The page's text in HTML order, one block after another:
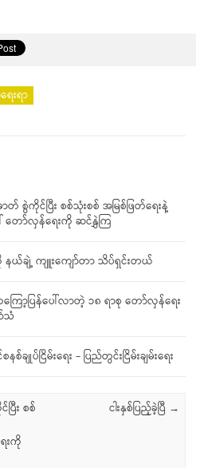
းရာ
ာတ် စွဲကိုင်ပြီး စစ်သုံးစစ် အမြစ်ဖြတ်ရေးနဲ့
တော်လှန်ရေးကို ဆင်နွှဲကြ
နယ်ချဲ့ ကျူးကျော်တာ သိပ်ရှင်းတယ်
ကြော့ပြန်ပေါ်လာတဲ့ ၁၈ ရာစု တော်လှန်ရေး
သံ
ချုပ်ငြိမ်းရေး – ပြည်တွင်းငြိမ်းချမ်းရေး
ြီး စစ်
းကို
ငါးနှစ်ပြည့်ခဲ့ပြီ →